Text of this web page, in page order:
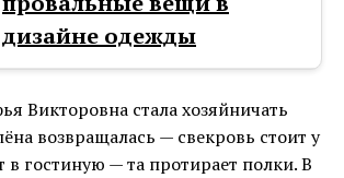
дизайне одежды
Викторовна стала хозяйничать
возвращалась — свекровь стоит у
в гостиную — та протирает полки. В